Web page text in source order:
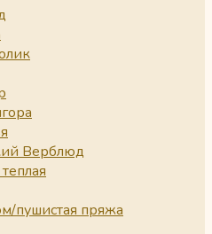
Верблюд
пушистая пряжа